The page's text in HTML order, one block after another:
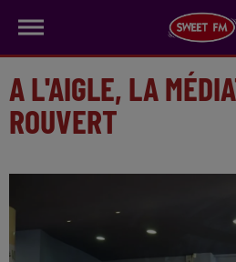
A L'AIGLE, LA
ROUVERT